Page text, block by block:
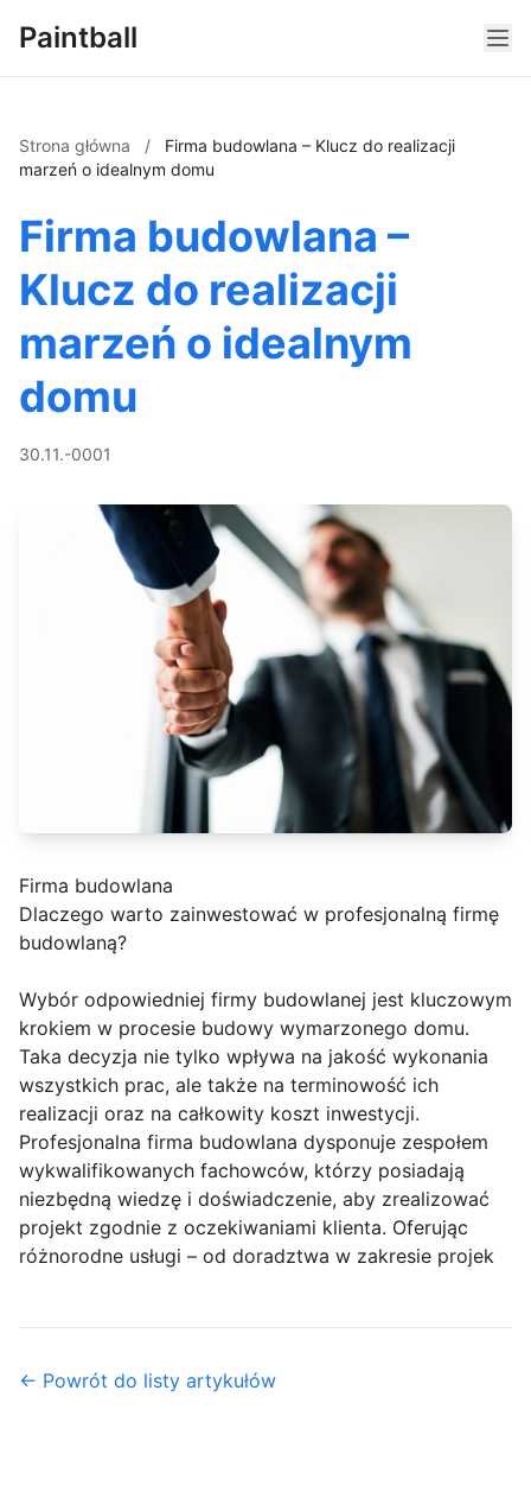
Paintball
Strona główna /
Firma budowlana – Klucz do realizacji
marzeń o idealnym domu
Firma budowlana –
Klucz do realizacji
marzeń o idealnym
domu
30.11.-0001
Firma budowlana
Dlaczego warto zainwestować w profesjonalną firmę
budowlaną?
Wybór odpowiedniej firmy budowlanej jest kluczowym
krokiem w procesie budowy wymarzonego domu.
Taka decyzja nie tylko wpływa na jakość wykonania
wszystkich prac, ale także na terminowość ich
realizacji oraz na całkowity koszt inwestycji.
Profesjonalna firma budowlana dysponuje zespołem
wykwalifikowanych fachowców, którzy posiadają
niezbędną wiedzę i doświadczenie, aby zrealizować
projekt zgodnie z oczekiwaniami klienta. Oferując
różnorodne usługi – od doradztwa w zakresie projek
← Powrót do listy artykułów